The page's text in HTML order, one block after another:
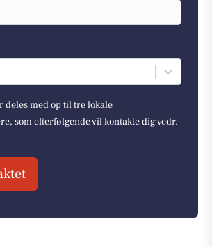
deles med op til tre lokale
som efterfølgende vil kontakte dig vedr.